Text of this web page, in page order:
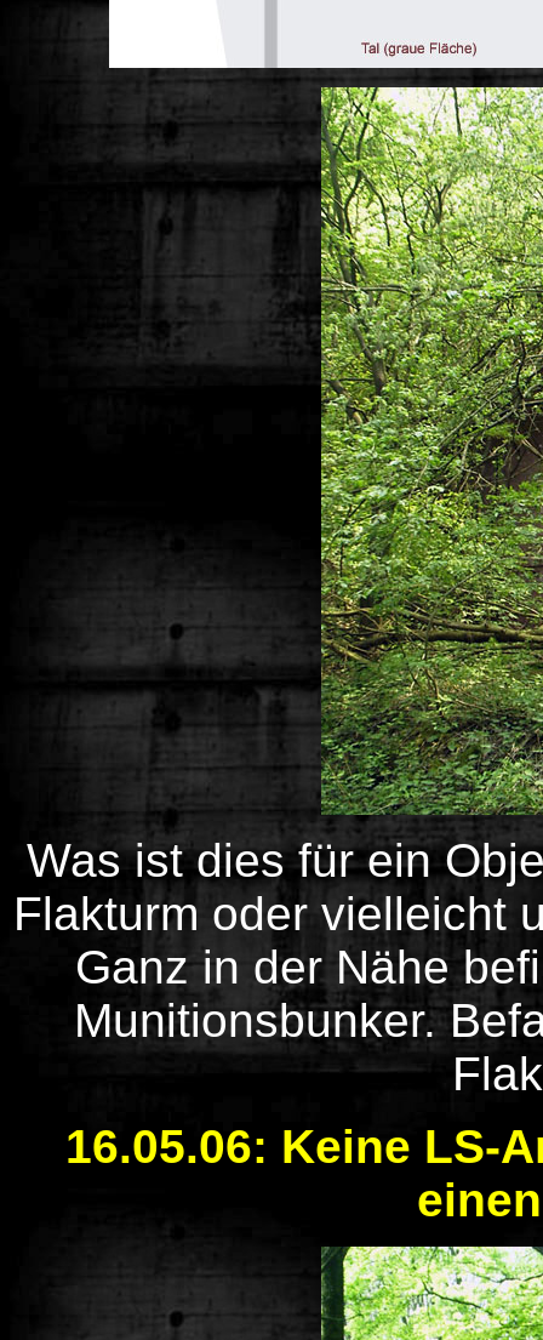
Was ist dies für ein
Flakturm oder vielleicht
Ganz in der Nähe
Munitionsbunker.
16.05.06: Keine LS-